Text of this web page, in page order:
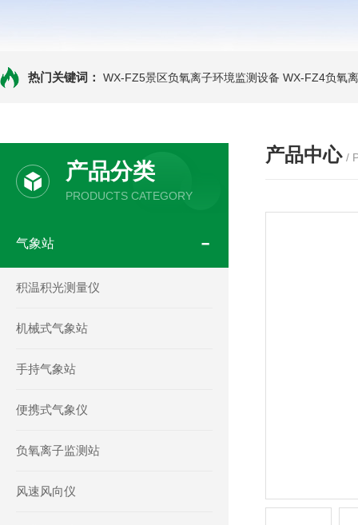
热门关键词： WX-FZ5景区负氧离子环境监测设备 WX-FZ4负氧
产品分类
PRODUCTS CATEGORY
气象站
积温积光测量仪
机械式气象站
手持气象站
便携式气象仪
负氧离子监测站
风速风向仪
产品中心 /